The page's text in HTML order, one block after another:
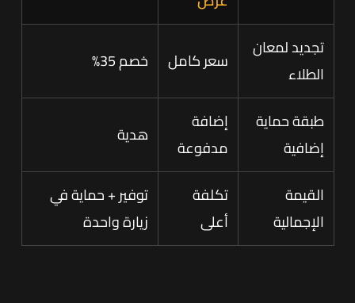
تجديد لمعان
الطلاء
سعر كامل خصم 35%
طبقة حماية
إضافية
إضافة
مدفوعة
هدية
القيمة
الإجمالية
تكلفة
أعلى
توفير + حماية في
زيارة واحدة